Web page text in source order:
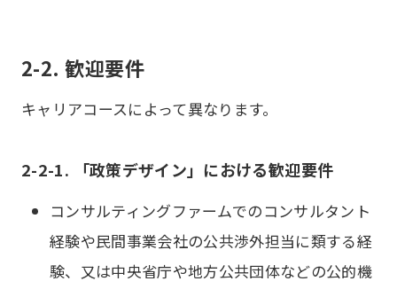
2-2. 歓迎要件
キャリアコースによって異なります。
2-2-1. 「政策デザイン」における歓迎要件
コンサルティングファームでのコンサルタント
経験や民間事業会社の公共渉外担当に類する経
験、又は中央省庁や地方公共団体などの公的機